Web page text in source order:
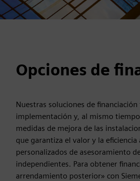
Opciones de
Nuestras soluciones de
implementación y, al mismo
medidas de mejora de las
que garantiza el valor y la
personalizados de asesoramiento
independientes. Para obtener
arrendamiento posterior» con